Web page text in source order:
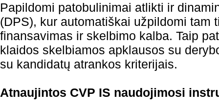
Papildomi patobulinimai atlikti ir
(DPS), kur automatiškai užpildomi tam
finansavimas ir skelbimo kalba. Taip
klaidos skelbiamos apklausos su
su kandidatų atrankos kriterijais.
Atnaujintos CVP IS naudojimosi